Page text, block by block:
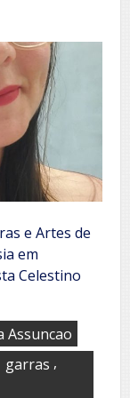
e Artes de
em
Celestino
Assuncao
garras ,